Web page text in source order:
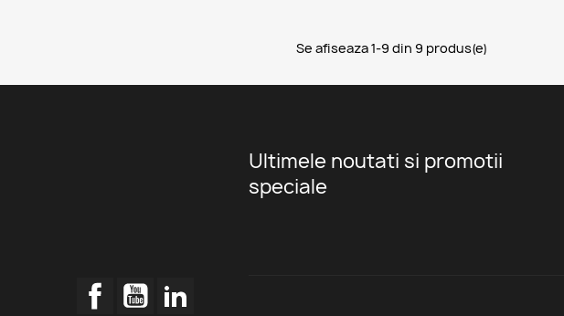
Se afiseaza 1-9 din 9 produs(e)
Ultimele noutati si promotii
speciale
FacebookYouTube